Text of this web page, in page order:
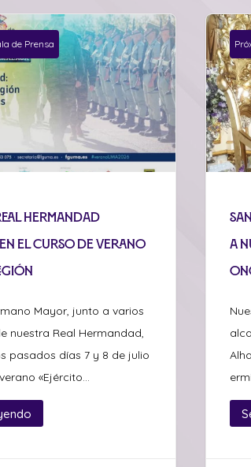
de Prensa
Hermandad
el curso de verano
Mayor, junto a varios
nuestra Real Hermandad,
pasados días 7 y 8 de julio
«Ejército...
a